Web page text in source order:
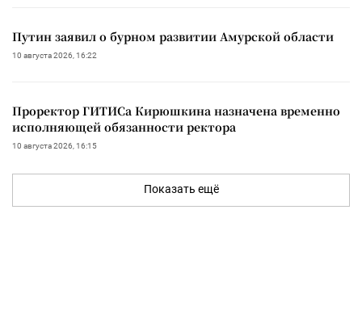
Путин заявил о бурном развитии Амурской области
10 августа 2026, 16:22
Проректор ГИТИСа Кирюшкина назначена временно
исполняющей обязанности ректора
10 августа 2026, 16:15
Показать ещё